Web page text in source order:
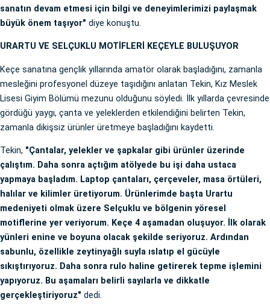
sanatın devam etmesi için bilgi ve deneyimlerimizi paylaşmak
büyük önem taşıyor" diye konuştu.
URARTU VE SELÇUKLU MOTİFLERİ KEÇEYLE BULUŞUYOR
Keçe sanatına gençlik yıllarında amatör olarak başladığını, zamanla
mesleğini profesyonel düzeye taşıdığını anlatan Tekin, Kız Meslek
Lisesi Giyim Bölümü mezunu olduğunu söyledi. İlk yıllarda çevresinde
gördüğü yaygı, çanta ve yeleklerden etkilendiğini belirten Tekin,
zamanla dikişsiz ürünler üretmeye başladığını kaydetti.
Tekin, "Çantalar, yelekler ve şapkalar gibi ürünler üzerinde
çalıştım. Daha sonra açtığım atölyede bu işi daha ustaca
yapmaya başladım. Laptop çantaları, çerçeveler, masa örtüleri,
halılar ve kilimler üretiyorum. Ürünlerimde başta Urartu
medeniyeti olmak üzere Selçuklu ve bölgenin yöresel
motiflerine yer veriyorum. Keçe 4 aşamadan oluşuyor. İlk olarak
yünleri enine ve boyuna olacak şekilde seriyoruz. Ardından
sabunlu, özellikle zeytinyağlı suyla ıslatıp el gücüyle
sıkıştırıyoruz. Daha sonra rulo haline getirerek tepme işlemini
yapıyoruz. Bu aşamaları belirli sayılarla ve dikkatle
gerçekleştiriyoruz" dedi.